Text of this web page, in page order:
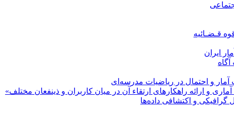
قـضـائیه
ایران
و احتمال در ریاضیات مدرسه‌ای
و ارائه راهکارهای ارتقاء آن در میان کاربران و ذینفعان مختلف»
گرافیکی و اکتشافی داده‌ها